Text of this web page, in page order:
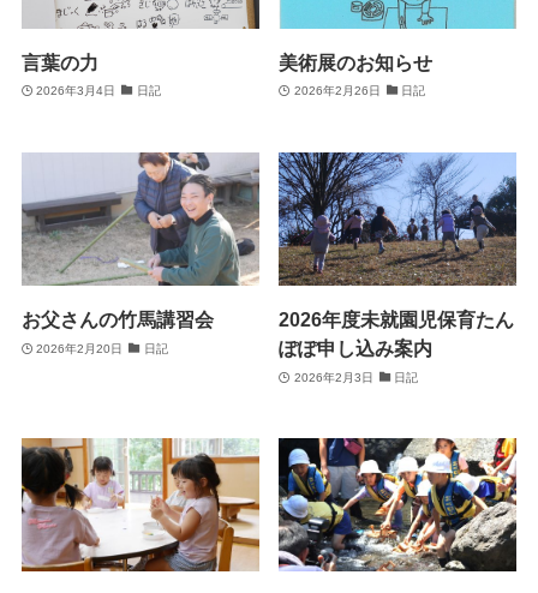
言葉の力
2026年3月4日 日記
美術展のお知らせ
2026年2月26日 日記
お父さんの竹馬講習会
2026年2月20日 日記
2026年度未就園児保育たん
ぽぽ申し込み案内
2026年2月3日 日記